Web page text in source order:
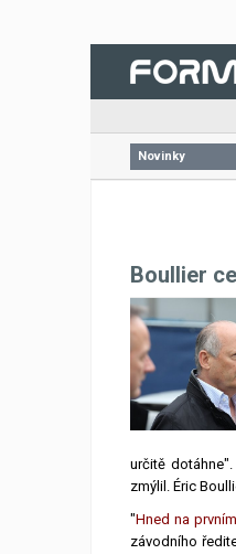
Novinky
26.07.2026
Boullier
určitě
zmýlil. Éric
"Hned na
závodního